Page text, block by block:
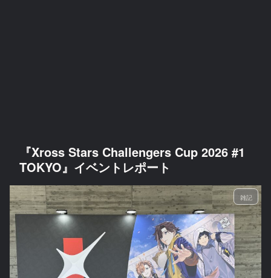
『Xross Stars Challengers Cup 2026 #1
TOKYO』イベントレポート
雑記